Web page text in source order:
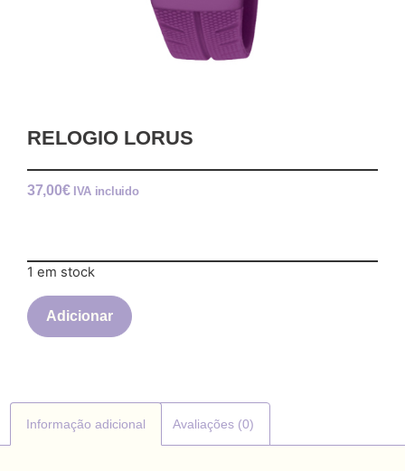
RELOGIO LORUS
37,00€ IVA incluido
1 em stock
Adicionar
Informação adicional Avaliações (0)